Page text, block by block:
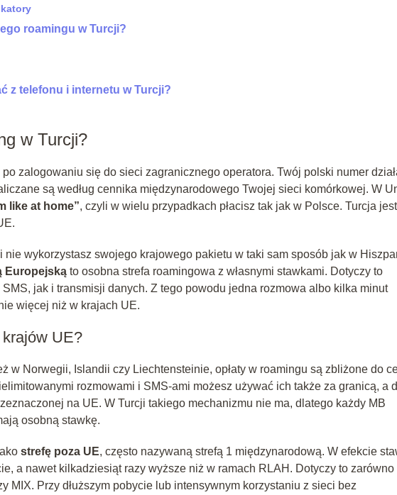
roamingu w Turcji?
z telefonu i internetu w Turcji?
w Turcji?
zalogowaniu się do sieci zagranicznego operatora. Twój polski numer
są według cennika międzynarodowego Twojej sieci komórkowej. W
like at home”, czyli w wielu przypadkach płacisz tak jak w Polsce. Turcja jest
nie wykorzystasz swojego krajowego pakietu w taki sam sposób jak w
Europejską to osobna strefa roamingowa z własnymi stawkami. Dotyczy to
jak i transmisji danych. Z tego powodu jedna rozmowa albo kilka minut
więcej niż w krajach UE.
UE?
w Norwegii, Islandii czy Liechtensteinie, opłaty w roamingu są zbliżone do
rozmowami i SMS-ami możesz używać ich także za granicą, a
na UE. W Turcji takiego mechanizmu nie ma, dlatego każdy MB
osobną stawkę.
strefę poza UE, często nazywaną strefą 1 międzynarodową. W efekcie
a nawet kilkadziesiąt razy wyższe niż w ramach RLAH. Dotyczy to zarówno
MIX. Przy dłuższym pobycie lub intensywnym korzystaniu z sieci bez